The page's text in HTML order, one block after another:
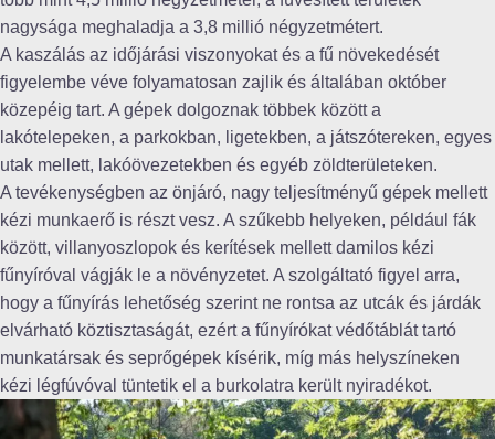
nagysága meghaladja a 3,8 millió négyzetmétert.
A kaszálás az időjárási viszonyokat és a fű növekedését
figyelembe véve folyamatosan zajlik és általában október
közepéig tart. A gépek dolgoznak többek között a
lakótelepeken, a parkokban, ligetekben, a játszótereken, egyes
utak mellett, lakóövezetekben és egyéb zöldterületeken.
A tevékenységben az önjáró, nagy teljesítményű gépek mellett
kézi munkaerő is részt vesz. A szűkebb helyeken, például fák
között, villanyoszlopok és kerítések mellett damilos kézi
fűnyíróval vágják le a növényzetet. A szolgáltató figyel arra,
hogy a fűnyírás lehetőség szerint ne rontsa az utcák és járdák
elvárható köztisztaságát, ezért a fűnyírókat védőtáblát tartó
munkatársak és seprőgépek kísérik, míg más helyszíneken
kézi légfúvóval tüntetik el a burkolatra került nyiradékot.